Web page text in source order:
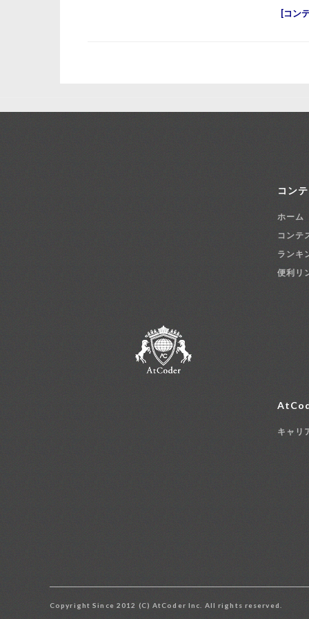
コン
コン
ホーム
コンテ
ランキ
便利リ
キャリ
Copyright Since 2012 (C) AtCoder Inc. All rights reserved.